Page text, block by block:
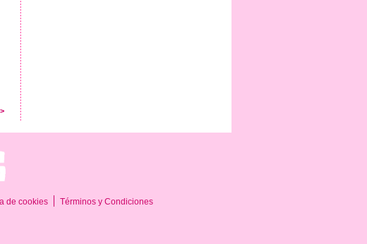
de cookies Términos y Condiciones